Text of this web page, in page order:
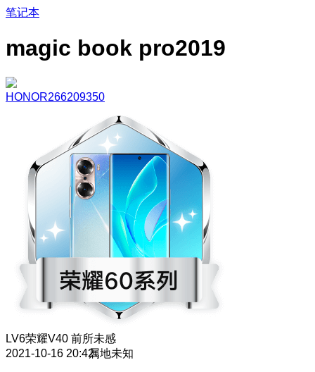
笔记本
magic book pro2019
HONOR266209350
LV6荣耀V40 前所未感
2021-10-16 20:42属地未知